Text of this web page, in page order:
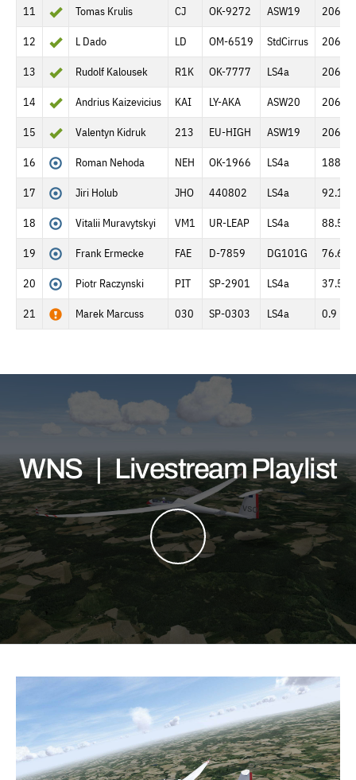
11 Tomas Krulis CJ OK-9272 ASW19 206.6
12 L Dado LD OM-6519 StdCirrus 206.6
13 Rudolf Kalousek R1K OK-7777 LS4a 206.6
14 Andrius Kaizevicius KAI LY-AKA ASW20 206.6
15 Valentyn Kidruk 213 EU-HIGH ASW19 206.6
16 Roman Nehoda NEH OK-1966 LS4a 188.5
17 Jiri Holub JHO 440802 LS4a 92.1
18 Vitalii Muravytskyi VM1 UR-LEAP LS4a 88.5
19 Frank Ermecke FAE D-7859 DG101G 76.6
20 Piotr Raczynski PIT SP-2901 LS4a 37.5
21 Marek Marcuss 030 SP-0303 LS4a 0.9 km
WNS | Livestream Playlist